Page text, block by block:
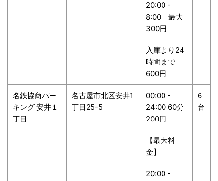
20:00 -
8:00 最大
300円
入庫より24
時間まで
600円
名鉄協商パー
キング 安井１
丁目
名古屋市北区安井1
丁目25-5
00:00 -
24:00 60分
200円
【最大料
金】
20:00 -
6
台